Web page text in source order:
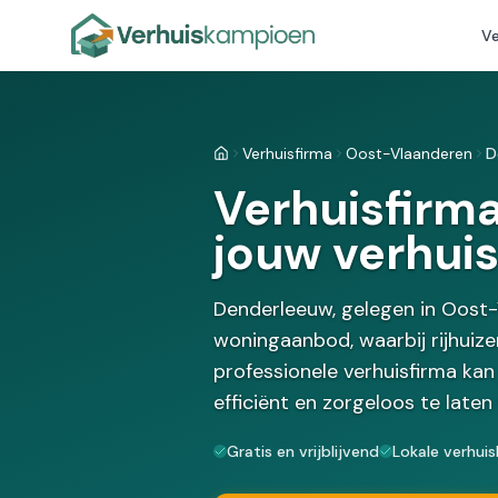
HomeVerhuisfirma Oost-Vlaanderen
jouw
Denderleeuw, gelegen in
woningaanbod, waarbij
professionele verhuisfirma
efficiënt en zorgeloos te laten
Gratis en vrijblijvend Lokale